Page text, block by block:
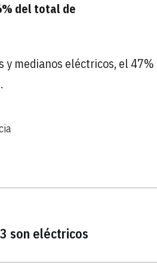
del total de
y medianos eléctricos, el 47%
son eléctricos